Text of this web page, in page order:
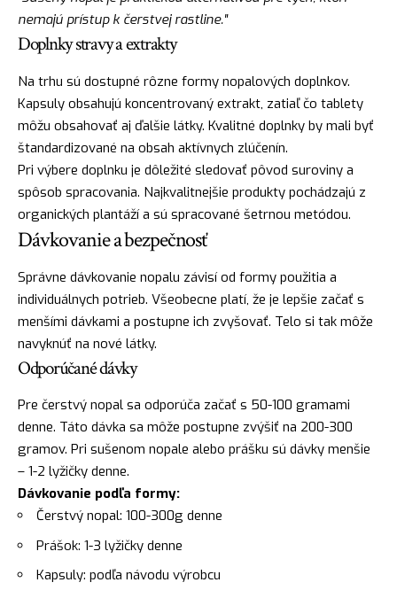
nemajú prístup k čerstvej rastline."
Doplnky stravy a extrakty
Na trhu sú dostupné rôzne formy nopalových doplnkov.
Kapsuly obsahujú koncentrovaný extrakt, zatiaľ čo tablety
môžu obsahovať aj ďalšie látky. Kvalitné doplnky by mali byť
štandardizované na obsah aktívnych zlúčenín.
Pri výbere doplnku je dôležité sledovať pôvod suroviny a
spôsob spracovania. Najkvalitnejšie produkty pochádzajú z
organických plantáží a sú spracované šetrnou metódou.
Dávkovanie a bezpečnosť
Správne dávkovanie nopalu závisí od formy použitia a
individuálnych potrieb. Všeobecne platí, že je lepšie začať s
menšími dávkami a postupne ich zvyšovať. Telo si tak môže
navyknúť na nové látky.
Odporúčané dávky
Pre čerstvý nopal sa odporúča začať s 50-100 gramami
denne. Táto dávka sa môže postupne zvýšiť na 200-300
gramov. Pri sušenom nopale alebo prášku sú dávky menšie
– 1-2 lyžičky denne.
Dávkovanie podľa formy:
Čerstvý nopal: 100-300g denne
Prášok: 1-3 lyžičky denne
Kapsuly: podľa návodu výrobcu